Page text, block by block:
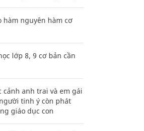
hàm nguyên hàm cơ
lớp 8, 9 cơ bản cần
cảnh anh trai và em gái
tinh ý còn phát
giáo dục con